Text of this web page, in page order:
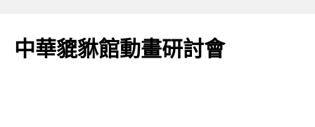
主
中華貔貅館動畫研討會